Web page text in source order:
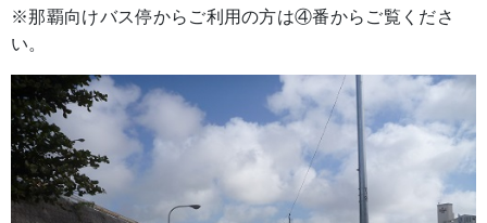
※那覇向けバス停からご利用の方は④番からご覧くださ
い。